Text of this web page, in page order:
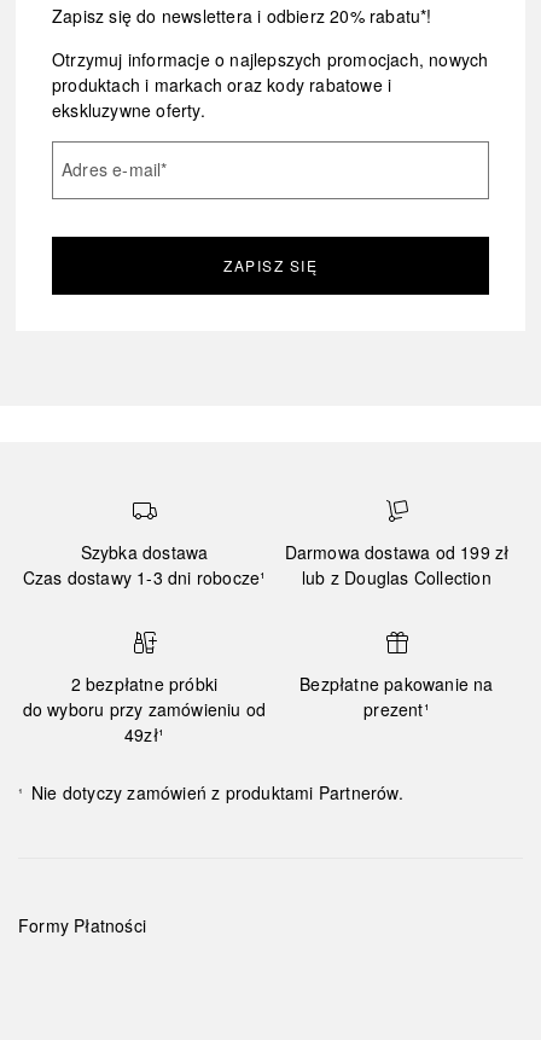
Zapisz się do newslettera i odbierz 20% rabatu*!
Otrzymuj informacje o najlepszych promocjach, nowych
produktach i markach oraz kody rabatowe i
ekskluzywne oferty.
Adres e-mail*
ZAPISZ SIĘ
Szybka dostawa
Czas dostawy 1-3 dni robocze¹
Darmowa dostawa od 199 zł
lub z Douglas Collection
2 bezpłatne próbki
do wyboru przy zamówieniu od
49zł¹
Bezpłatne pakowanie na
prezent¹
¹ Nie dotyczy zamówień z produktami Partnerów.
Formy Płatności